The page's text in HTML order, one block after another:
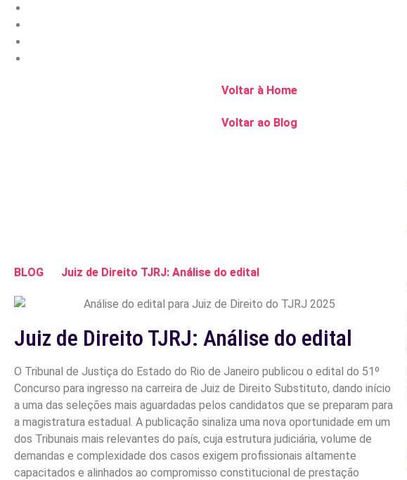
Voltar à Home
Voltar ao Blog
BLOG Juiz de Direito TJRJ: Análise do edital
Juiz de Direito TJRJ: Análise do edital
O Tribunal de Justiça do Estado do Rio de Janeiro publicou o edital do 51º
Concurso para ingresso na carreira de Juiz de Direito Substituto, dando início
a uma das seleções mais aguardadas pelos candidatos que se preparam para
a magistratura estadual. A publicação sinaliza uma nova oportunidade em um
dos Tribunais mais relevantes do país, cuja estrutura judiciária, volume de
demandas e complexidade dos casos exigem profissionais altamente
capacitados e alinhados ao compromisso constitucional de prestação